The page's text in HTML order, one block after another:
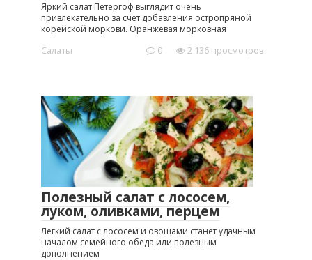
Яркий салат Петергоф выглядит очень
привлекательно за счет добавления остропряной
корейской моркови. Оранжевая морковная
Салаты 0 2 136 просмотров
Полезный салат с лососем,
луком, оливками, перцем
Легкий салат с лососем и овощами станет удачным
началом семейного обеда или полезным
дополнением